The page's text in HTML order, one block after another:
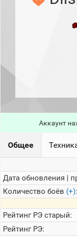
игроков
Статистика
стримеров
Информация
Онлайн
Цветовая
шкала
Аккаунт
Общее
Дата обновления |
Количество боёв (+):
РейтингРЭ старый:
РейтингРЭ: